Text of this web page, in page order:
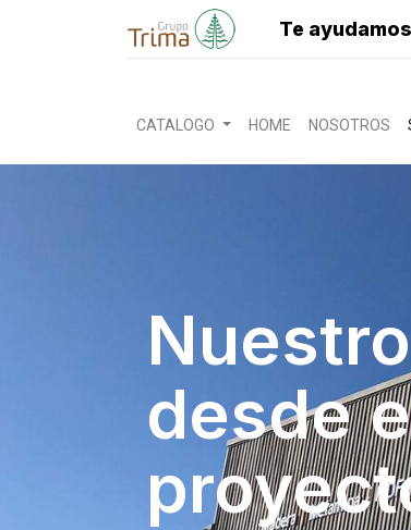
Te ayudamos
CATALOGO HOME NOSOTROS
desde